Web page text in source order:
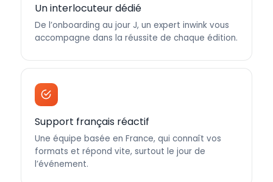
Un interlocuteur dédié
De l’onboarding au jour J, un expert inwink vous
accompagne dans la réussite de chaque édition.
Support français réactif
Une équipe basée en France, qui connaît vos
formats et répond vite, surtout le jour de
l’événement.